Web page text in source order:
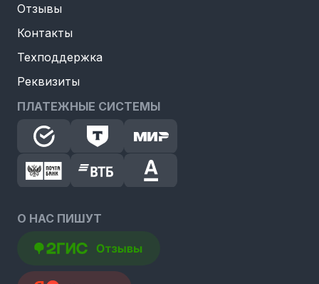
Отзывы
Контакты
Техподдержка
Реквизиты
ПЛАТЕЖНЫЕ СИСТЕМЫ
О НАС ПИШУТ